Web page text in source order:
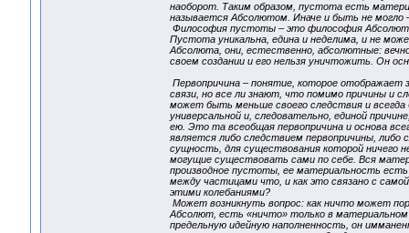
наоборот. Таким образом, пустота есть
называется Абсолютом. Иначе и быть не могло –
Философия пустоты – это философия
Пустота уникальна, едина и неделима, и не
Абсолюта, они, естественно, абсолютные:
своем создании и его нельзя уничтожить. Он
Первопричина – понятие, которое отображает
связи, но все ли знают, что помимо причины и
может быть меньше своего следствия и всегда
универсальной и, следовательно, единой
ею. Это та всеобщая первопричина и основа
является либо следствием первопричины, либо
сущность, для существования которой ничего
могущие существовать сами по себе. Вся
производное пустоты, ее материальность
между частицами что, и как это связано с
этими колебаниями?
Может возникнуть вопрос: как ничто может
Абсолют, есть «ничто» только в
предельную идейную наполненность, он